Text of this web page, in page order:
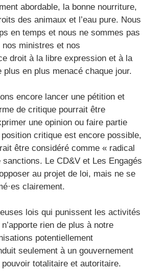
abordable, la bonne nourriture,
des animaux et l’eau pure. Nous
en temps et nous ne sommes pas
nos ministres et nos
droit à la libre expression et à la
en plus menacé chaque jour.
encore lancer une pétition et
de critique pourrait être
une opinion ou faire partie
position critique est encore possible,
être considéré comme « radical
Le CD&V et Les Engagés
au projet de loi, mais ne se
clairement.
lois qui punissent les activités
rien de plus à notre
potentiellement
seulement à un gouvernement
totalitaire et autoritaire.